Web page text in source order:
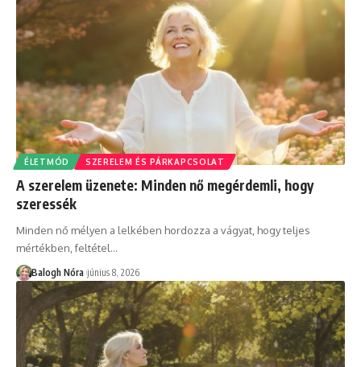
ÉLETMÓD SZERELEM ÉS PÁRKAPCSOLAT
A szerelem üzenete: Minden nő megérdemli, hogy
szeressék
Minden nő mélyen a lelkében hordozza a vágyat, hogy teljes
mértékben, feltétel…
Balogh Nóra június 8, 2026